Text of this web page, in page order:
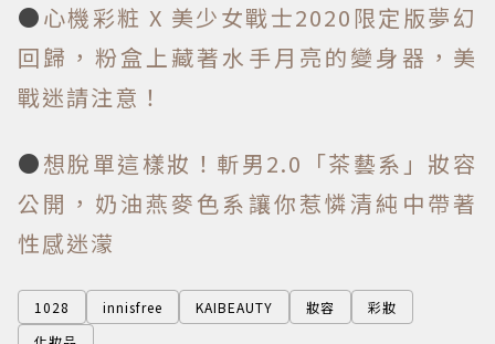
●心機彩粧 X 美少女戰士2020限定版夢幻
回歸，粉盒上藏著水手月亮的變身器，美
戰迷請注意！
●想脫單這樣妝！斬男2.0「茶藝系」妝容
公開，奶油燕麥色系讓你惹憐清純中帶著
性感迷濛
1028 innisfree KAIBEAUTY 妝容
彩妝